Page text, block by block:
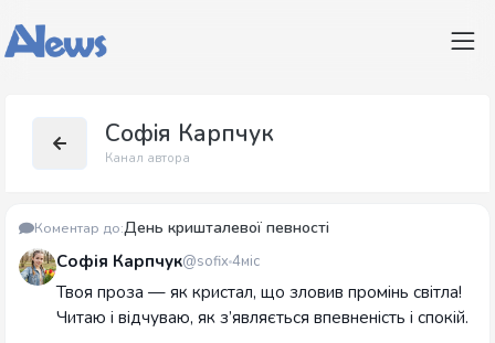
Софія Карпчук
Канал автора
Коментар до:День кришталевої певності
Софія Карпчук@sofix 4міс
Твоя проза — як кристал, що зловив промінь світла!
Читаю і відчуваю, як з’являється впевненість і спокій.